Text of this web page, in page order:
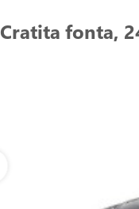
Cratita fonta,